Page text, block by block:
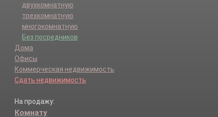
двухкомнатную
трехкомнатную
многокомнатную
Без посредников
Дома
Офисы
Коммерческая недвижимость
Сдать недвижимость
На продажу:
Комнату